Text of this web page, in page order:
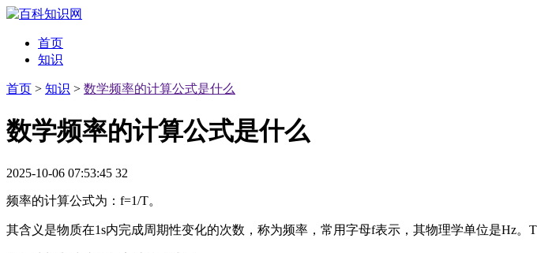
首页
知识
首页 > 知识 > 数学频率的计算公式是什么
数学频率的计算公式是什么
2025-10-06 07:53:45 32
频率的计算公式为：f=1/T。
其含义是物质在1s内完成周期性变化的次数，称为频率，常用字母f表示，其物理学单位是Hz